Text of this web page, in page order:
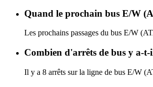
Quand le prochain bus E/W
Les prochains passages du bus E/W
Combien d'arrêts de bus y a-
Il y a 8 arrêts sur la ligne de bus E/W